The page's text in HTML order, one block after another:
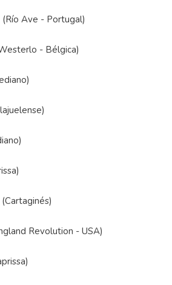
Ave - Portugal)
- Bélgica)
Revolution - USA)